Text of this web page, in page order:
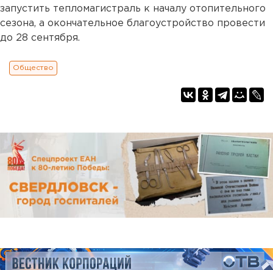
запустить тепломагистраль к началу отопительного
сезона, а окончательное благоустройство провести
до 28 сентября.
Общество